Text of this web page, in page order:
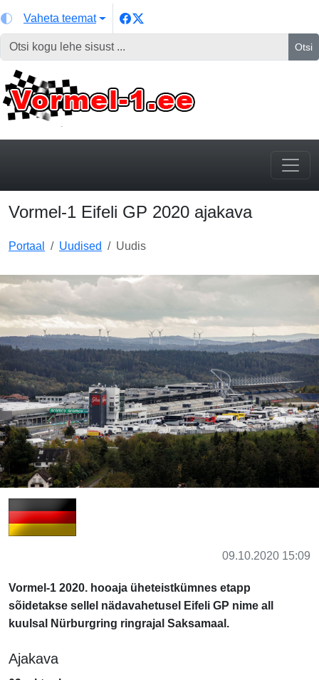
Vaheta teemat
Otsi
Vormel-1 Eifeli GP 2020 ajakava
Portaal Uudised Uudis
09.10.2020 15:09
Vormel-1 2020. hooaja üheteistkümnes etapp
sõidetakse sellel nädavahetusel Eifeli GP nime all
kuulsal Nürburgring ringrajal Saksamaal.
Ajakava